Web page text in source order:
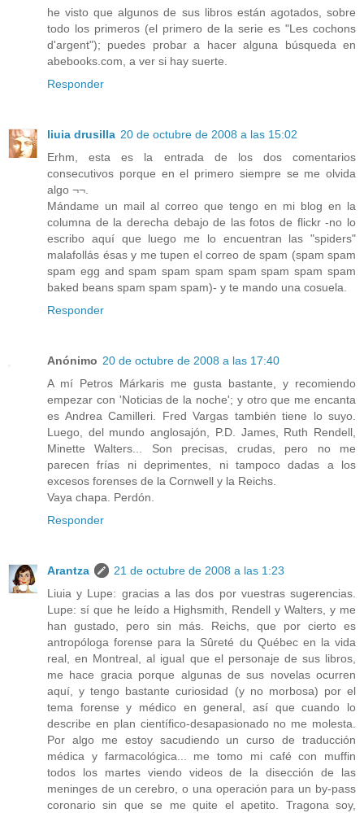
he visto que algunos de sus libros están agotados, sobre
todo los primeros (el primero de la serie es "Les cochons
d'argent"); puedes probar a hacer alguna búsqueda en
abebooks.com, a ver si hay suerte.
Responder
liuia drusilla 20 de octubre de 2008 a las 15:02
Erhm, esta es la entrada de los dos comentarios
consecutivos porque en el primero siempre se me olvida
algo ¬¬.
Mándame un mail al correo que tengo en mi blog en la
columna de la derecha debajo de las fotos de flickr -no lo
escribo aquí que luego me lo encuentran las "spiders"
malafollás ésas y me tupen el correo de spam (spam spam
spam egg and spam spam spam spam spam spam spam
baked beans spam spam spam)- y te mando una cosuela.
Responder
Anónimo 20 de octubre de 2008 a las 17:40
A mí Petros Márkaris me gusta bastante, y recomiendo
empezar con 'Noticias de la noche'; y otro que me encanta
es Andrea Camilleri. Fred Vargas también tiene lo suyo.
Luego, del mundo anglosajón, P.D. James, Ruth Rendell,
Minette Walters... Son precisas, crudas, pero no me
parecen frías ni deprimentes, ni tampoco dadas a los
excesos forenses de la Cornwell y la Reichs.
Vaya chapa. Perdón.
Responder
Arantza
21 de octubre de 2008 a las 1:23
Liuia y Lupe: gracias a las dos por vuestras sugerencias.
Lupe: sí que he leído a Highsmith, Rendell y Walters, y me
han gustado, pero sin más. Reichs, que por cierto es
antropóloga forense para la Sûreté du Québec en la vida
real, en Montreal, al igual que el personaje de sus libros,
me hace gracia porque algunas de sus novelas ocurren
aquí, y tengo bastante curiosidad (y no morbosa) por el
tema forense y médico en general, así que cuando lo
describe en plan científico-desapasionado no me molesta.
Por algo me estoy sacudiendo un curso de traducción
médica y farmacológica... me tomo mi café con muffin
todos los martes viendo videos de la disección de las
meninges de un cerebro, o una operación para un by-pass
coronario sin que se me quite el apetito. Tragona soy,